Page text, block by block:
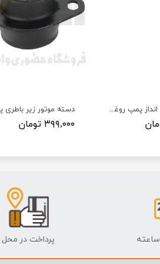
۳۹۹,۰۰۰ تومان
قطعه فاصله انداز پمپ روغن 405-سمند-پارس - ISACO - ایساکو آبی-گارانتی پلاس
پرداخت در محل